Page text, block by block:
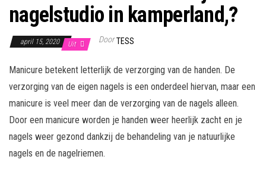
nagelstudio in kamperland,?
april 15, 2020 Uit Door TESS
Manicure betekent letterlijk de verzorging van de handen. De
verzorging van de eigen nagels is een onderdeel hiervan, maar een
manicure is veel meer dan de verzorging van de nagels alleen.
Door een manicure worden je handen weer heerlijk zacht en je
nagels weer gezond dankzij de behandeling van je natuurlijke
nagels en de nagelriemen.